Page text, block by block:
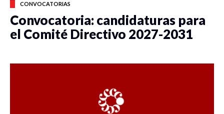
CONVOCATORIAS
Convocatoria: candidaturas para
el Comité Directivo 2027-2031